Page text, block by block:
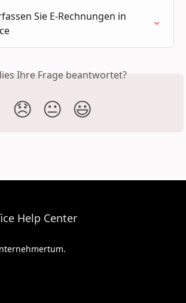
Sie E-Rechnungen in
Ihre Frage beantwortet?
😞 😐 😃